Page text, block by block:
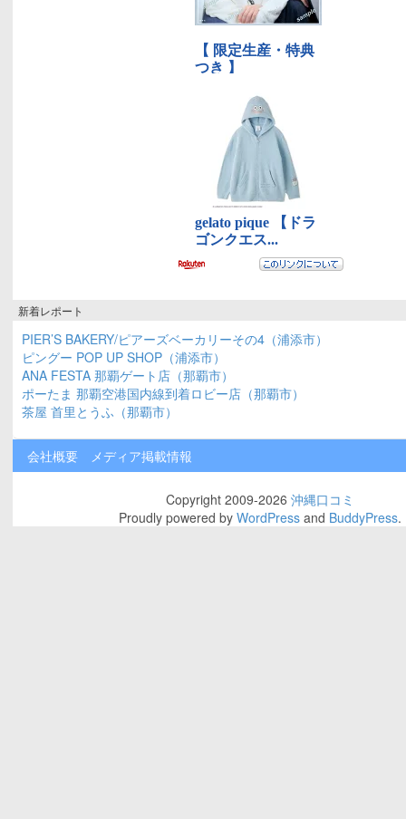
新着レポート
PIER’S BAKERY/ピアーズベーカリーその4（浦添市）
ピングー POP UP SHOP（浦添市）
ANA FESTA 那覇ゲート店（那覇市）
ポーたま 那覇空港国内線到着ロビー店（那覇市）
茶屋 首里とうふ（那覇市）
会社概要 メディア掲載情報
Copyright 2009-2026 沖縄口コミ
Proudly powered by WordPressand BuddyPress.